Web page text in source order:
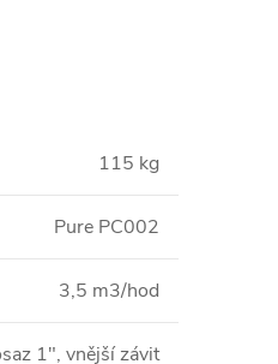
115 kg
Pure PC002
3,5 m3/hod
1", vnější závit